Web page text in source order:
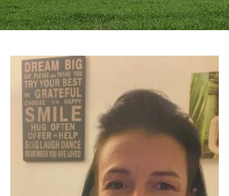
Quem sou
Sou mulher, mãe, filha, irmã, tia, cunhada, amiga,
colega, uma humana.
Corria o ano de 1970 quando nasci, fruto de um Amor
de uma alfacinha com um laurentino, em
Moçambique. Com 4 anos vim para a metrópole e
iniciou-se uma nova fase para toda a família, à
semelhança de tantas outras famílias. Iniciei o
ensino primário em Lisboa e o ciclo já em Elvas,
cidade onde resido até ao momento.